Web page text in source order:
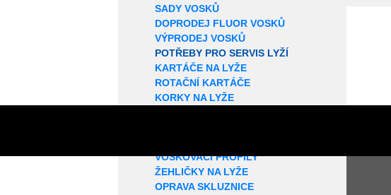
SADY VOSKŮ
DOPRODEJ FLUOR VOSKŮ
VÝPRODEJ VOSKŮ
POTŘEBY PRO SERVIS LYŽÍ
KARTÁČE NA LYŽE
ROTAČNÍ KARTÁČE
KORKY NA LYŽE
VOSKOVACÍ PROFILY
ŽEHLIČKY NA LYŽE
OPRAVA SKLUZNICE
Extra